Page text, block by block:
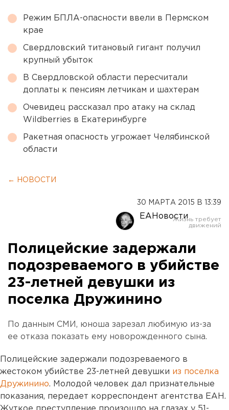
Режим БПЛА-опасности ввели в Пермском
крае
Свердловский титановый гигант получил
крупный убыток
В Свердловской области пересчитали
доплаты к пенсиям летчикам и шахтерам
Очевидец рассказал про атаку на склад
Wildberries в Екатеринбурге
Ракетная опасность угрожает Челябинской
области
← НОВОСТИ
30 МАРТА 2015 В 13:39
ЕАНовости
Полицейские задержали
подозреваемого в убийстве
23-летней девушки из
поселка Дружинино
По данным СМИ, юноша зарезал любимую из-за
ее отказа показать ему новорожденного сына.
Полицейские задержали подозреваемого в
жестоком убийстве 23-летней девушки из поселка
Дружинино. Молодой человек дал признательные
показания, передает корреспондент агентства ЕАН.